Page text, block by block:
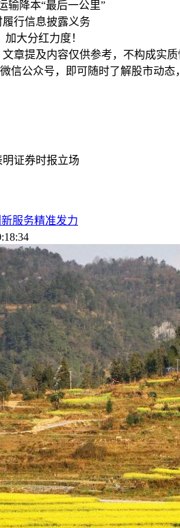
输降本“最后一公里”
行信息披露义务
大分红力度！
章提及内容仅供参考，不构成实
信公众号，即可随时了解股市动态
证券时报立场
服务精准发力